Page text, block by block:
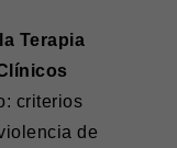
Terapia
criterios
de